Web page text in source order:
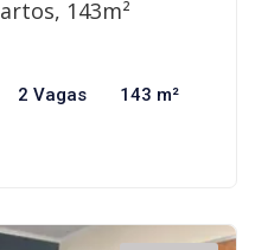
143m²
2 Vagas 143 m²